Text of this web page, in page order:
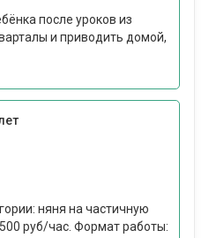
после уроков из
и приводить домой,
няня на частичную
руб/час. Формат работы: